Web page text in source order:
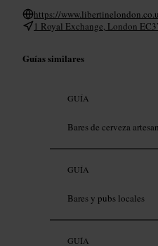
https://
1 Royal Exchange, London
Guías similares
GUÍA
Bares de cerveza
GUÍA
Bares y pubs locales
GUÍA